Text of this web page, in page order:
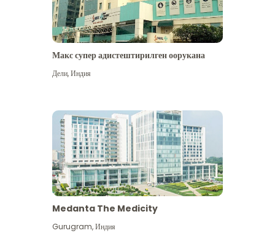
Макс супер адистештирилген оорукана
Дели,Индия
Medanta The Medicity
Gurugram,Индия